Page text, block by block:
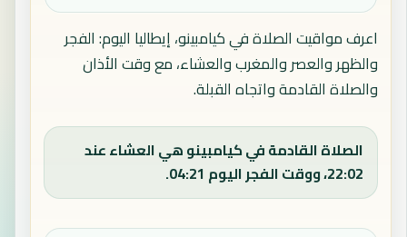
اعرف مواقيت الصلاة في كيامبينو، إيطاليا اليوم: الفجر
والظهر والعصر والمغرب والعشاء، مع وقت الأذان
والصلاة القادمة واتجاه القبلة.
الصلاة القادمة في كيامبينو هي العشاء عند
22:02، ووقت الفجر اليوم 04:21.